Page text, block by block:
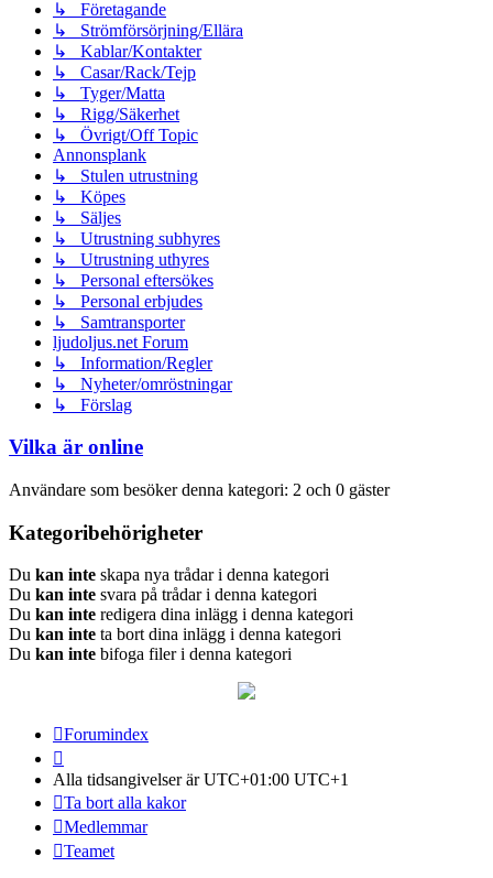
↳ Företagande
↳ Strömförsörjning/Ellära
↳ Kablar/Kontakter
↳ Casar/Rack/Tejp
↳ Tyger/Matta
↳ Rigg/Säkerhet
↳ Övrigt/Off Topic
Annonsplank
↳ Stulen utrustning
↳ Köpes
↳ Säljes
↳ Utrustning subhyres
↳ Utrustning uthyres
↳ Personal eftersökes
↳ Personal erbjudes
↳ Samtransporter
ljudoljus.net Forum
↳ Information/Regler
↳ Nyheter/omröstningar
↳ Förslag
Vilka är online
Användare som besöker denna kategori: 2 och 0 gäster
Kategoribehörigheter
Du kan inte skapa nya trådar i denna kategori
Du kan inte svara på trådar i denna kategori
Du kan inte redigera dina inlägg i denna kategori
Du kan inte ta bort dina inlägg i denna kategori
Du kan inte bifoga filer i denna kategori
Forumindex
Alla tidsangivelser är UTC+01:00 UTC+1
Ta bort alla kakor
Medlemmar
Teamet